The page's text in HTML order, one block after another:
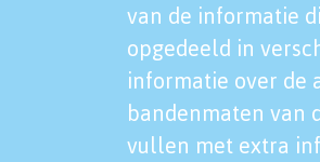
van de informatie
opgedeeld in
informatie over de
bandenmaten van
vullen met extra